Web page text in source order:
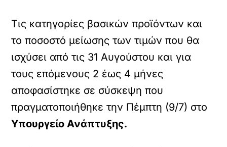
Τις κατηγορίες βασικών προϊόντων και
το ποσοστό μείωσης των τιμών που θα
ισχύσει από τις 31 Αυγούστου και για
τους επόμενους 2 έως 4 μήνες
αποφασίστηκε σε σύσκεψη που
πραγματοποιήθηκε την Πέμπτη (9/7) στο
Υπουργείο Ανάπτυξης.